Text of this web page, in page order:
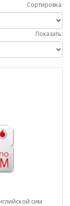
Сортировка:
Показать:
сим